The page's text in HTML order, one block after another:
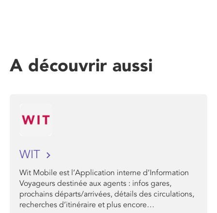
A découvrir aussi
WIT
Wit Mobile est l’Application interne d’Information
Voyageurs destinée aux agents : infos gares,
prochains départs/arrivées, détails des circulations,
recherches d’itinéraire et plus encore…